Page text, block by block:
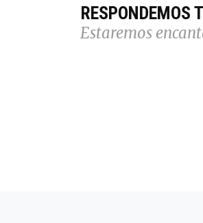
RESPONDEMOS
Estaremos